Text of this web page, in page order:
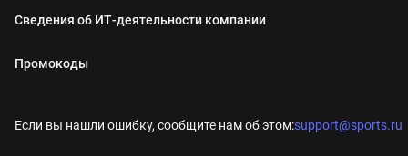
Сведения об ИТ‑деятельности компании
Промокоды
Если вы нашли ошибку, сообщите нам об этом:support@sports.ru